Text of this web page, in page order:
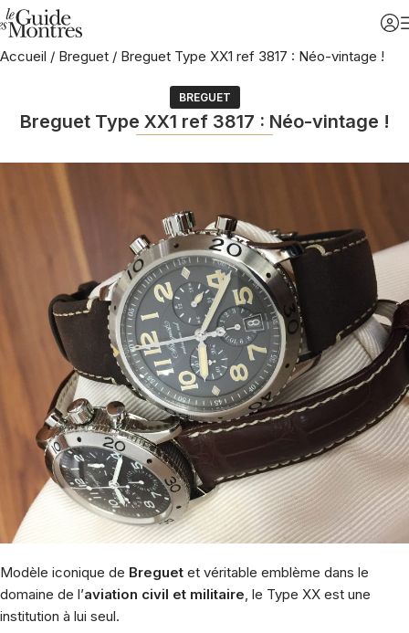
Accueil / Breguet / Breguet Type XX1 ref 3817 : Néo-vintage !
BREGUET
Breguet Type XX1 ref 3817 : Néo-vintage !
Modèle iconique de Breguet et véritable emblème dans le
domaine de l’aviation civil et militaire , le Type XX est une
institution à lui seul.